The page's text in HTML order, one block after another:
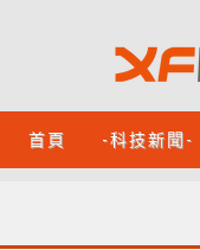
首頁 -科技新聞-